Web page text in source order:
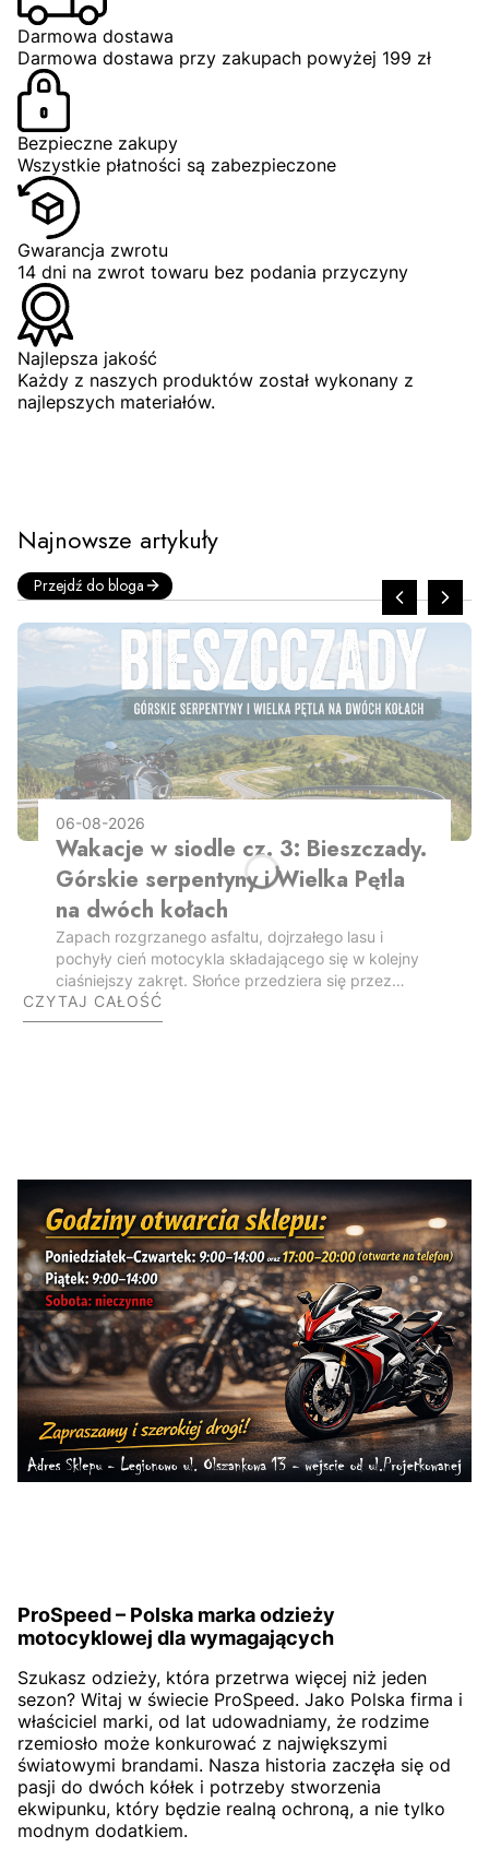
ZOBACZ PRODUKT
S M
Darmowa dostawa
Darmowa dostawa przy zakupach powyżej 199 zł
Bezpieczne zakupy
Wszystkie płatności są zabezpieczone
Gwarancja zwrotu
14 dni na zwrot towaru bez podania przyczyny
Najlepsza jakość
Każdy z naszych produktów został wykonany z
najlepszych materiałów.
Najnowsze artykuły
Przejdź do bloga
06-08-2026
Wakacje w siodle cz. 3: Bieszczady.
Górskie serpentyny i Wielka Pętla
na dwóch kołach
Zapach rozgrzanego asfaltu, dojrzałego lasu i
pochyły cień motocykla składającego się w kolejny
ciaśniejszy zakręt. Słońce przedziera się przez
gęste korony drzew, a rytmiczny mruk silnika niesie
się po cichych, dzikich dolinach. Gdy wyjeżdżasz na
absolutny klasyk na mapie każdego polskiego
motocyklisty.
CZYTAJ CAŁOŚĆ
ProSpeed – Polska marka odzieży
motocyklowej dla wymagających
Szukasz odzieży, która przetrwa więcej niż jeden
sezon? Witaj w świecie ProSpeed. Jako Polska firma i
właściciel marki, od lat udowadniamy, że rodzime
rzemiosło może konkurować z największymi
światowymi brandami. Nasza historia zaczęła się od
pasji do dwóch kółek i potrzeby stworzenia
ekwipunku, który będzie realną ochroną, a nie tylko
modnym dodatkiem.